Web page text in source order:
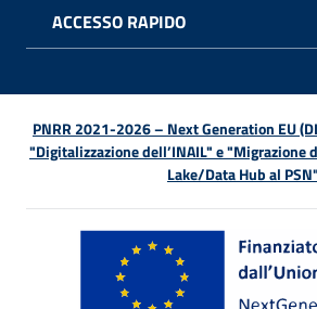
ACCESSO RAPIDO
PNRR 2021-2026 – Next Generation EU
"Digitalizzazione dell’INAIL" e "Migrazione
Lake/Data Hub al PSN"